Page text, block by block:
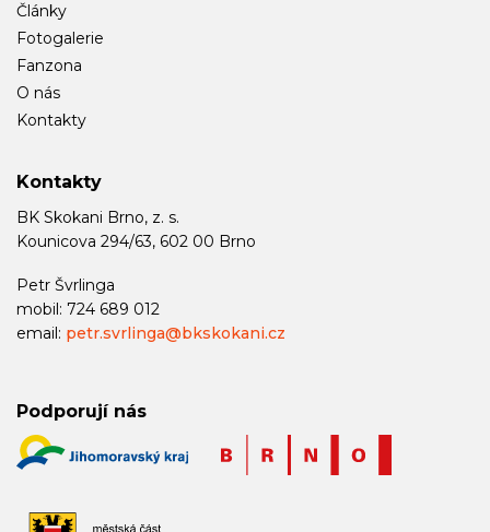
Články
Fotogalerie
Fanzona
O nás
Kontakty
Kontakty
BK Skokani Brno, z. s.
Kounicova 294/63, 602 00 Brno
Petr Švrlinga
mobil: 724 689 012
email: petr.svrlinga@bkskokani.cz
Podporují nás